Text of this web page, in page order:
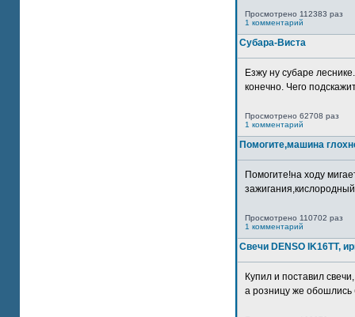
Просмотрено 112383 раз
1 комментарий
Субара-Виста
Езжу ну субаре
конечно. Чего
Просмотрено 62708 раз
1 комментарий
Помогите,машина
Помогите!на ходу
Просмотрено 110702 раз
1 комментарий
Свечи DENSO IK16TT,
Купил и поставил
а розницу же обошлись